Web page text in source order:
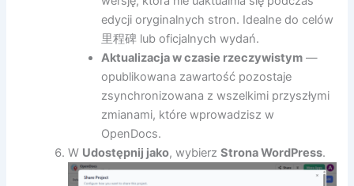
edycji oryginalnych stron. Idealne do celów
里程碑 lub oficjalnych wydań.
Aktualizacja w czasie rzeczywistym —
opublikowana zawartość pozostaje
zsynchronizowana z wszelkimi przyszłymi
zmianami, które wprowadzisz w
OpenDocs.
W Udostępnij jako, wybierzStrona WordPress.